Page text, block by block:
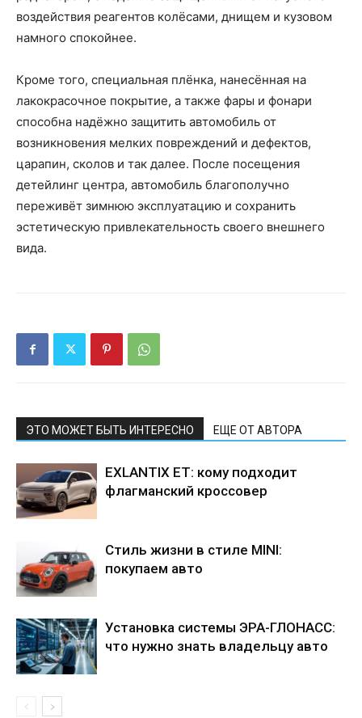
воздействия реагентов колёсами, днищем и кузовом
намного спокойнее.
Кроме того, специальная плёнка, нанесённая на
лакокрасочное покрытие, а также фары и фонари
способна надёжно защитить автомобиль от
возникновения мелких повреждений и дефектов,
царапин, сколов и так далее. После посещения
детейлинг центра, автомобиль благополучно
переживёт зимнюю эксплуатацию и сохранить
эстетическую привлекательность своего внешнего
вида.
ЭТО МОЖЕТ БЫТЬ ИНТЕРЕСНО ЕЩЕ ОТ АВТОРА
EXLANTIX ET: кому подходит
флагманский кроссовер
Стиль жизни в стиле MINI:
покупаем авто
Установка системы ЭРА-ГЛОНАСС:
что нужно знать владельцу авто